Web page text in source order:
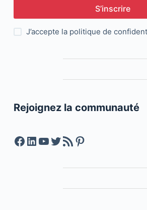
S’inscrire
J’accepte la politique de
Rejoignez la communauté
Facebook
LinkedIn
YouTube
Twitter
Feed RSSPinterest